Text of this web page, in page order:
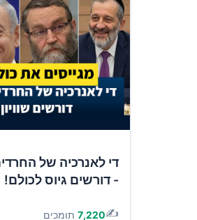
די לאנרכיה של
- דורשים גיוס לכולם!
✍️
7,220 תומכים